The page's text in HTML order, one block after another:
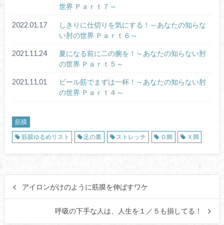
世界 Ｐａｒｔ７～
2022.01.17
しきりに仕切りを気にする！～あなたの知らな
い肘の世界 Ｐａｒｔ６～
2021.11.24
夏になる前に二の腕を！～あなたの知らない肘
の世界 Ｐａｒｔ５～
2021.11.01
ビール筋でまずは一杯！～あなたの知らない肘
の世界 Ｐａｒｔ４～
筋膜
筋膜ゆるめリスト
足の裏 ストレッチ Ｏ脚 Ｘ脚
アイロンがけのように筋膜を伸ばすワケ
呼吸の下手な人は、人生を１／５も損してる！